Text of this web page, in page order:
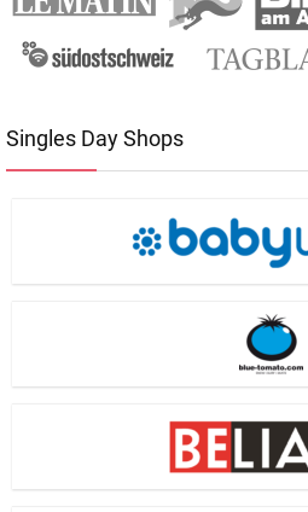
Singles Day Shops